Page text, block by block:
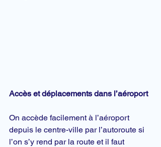
Accès et déplacements dans l’aéroport
On accède facilement à l’aéroport
depuis le centre-ville par l’autoroute si
l’on s’y rend par la route et il faut